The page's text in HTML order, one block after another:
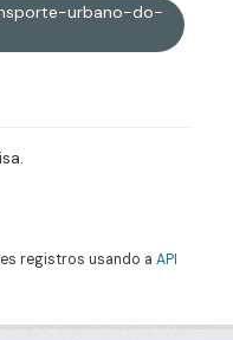
urbano-do-
registros usando a API